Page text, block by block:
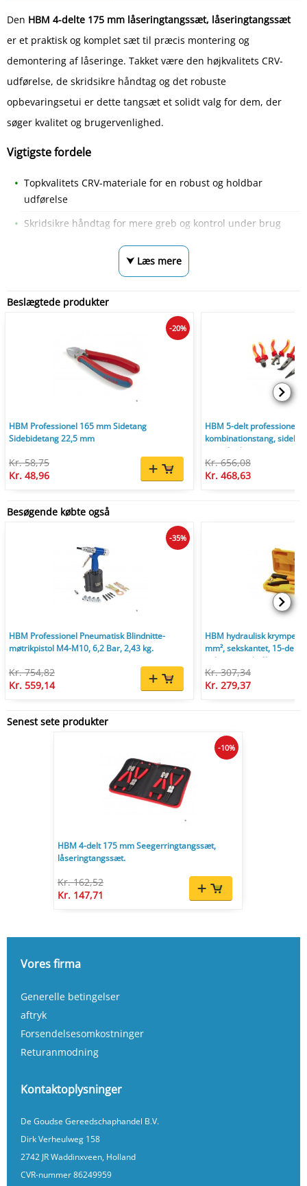
Den HBM 4-delte 175 mm låseringtangssæt, låseringtangssæt
er et praktisk og komplet sæt til præcis montering og
demontering af låseringe. Takket være den højkvalitets CRV-
udførelse, de skridsikre håndtag og det robuste
opbevaringsetui er dette tangsæt et solidt valg for dem, der
søger kvalitet og brugervenlighed.
Vigtigste fordele
Topkvalitets CRV-materiale for en robust og holdbar
udførelse
Skridsikre håndtag for mere greb og kontrol under brug
⮟ Læs mere
Beslægtede produkter
HBM Professionel 165 mm Sidetang
Sidebidetang 22,5 mm
Kr. 58,75
Kr. 48,96
-20%
HBM 5-delt professionelle
kombinationstang,
wireafisoleringstang med
Kr. 656,08
Kr. 468,63
Besøgende købte også
HBM Professionel Pneumatisk Blindnitte-
møtrikpistol M4-M10, 6,2 Bar, 2,43 kg.
Kr. 754,82
Kr. 559,14
-35%
HBM hydraulisk
mm², sekskantet, 15-delt,
opbevaringskuffert.
Kr. 307,34
Kr. 279,37
Senest sete produkter
HBM 4-delt 175 mm Seegerringtangssæt,
låseringtangssæt.
Kr. 162,52
Kr. 147,71
-10%
Vores firma
Generelle betingelser
aftryk
Forsendelsesomkostninger
Returanmodning
Kontaktoplysninger
De Goudse Gereedschaphandel B.V.
Dirk Verheulweg 158
2742 JR Waddinxveen, Holland
CVR-nummer 86249959